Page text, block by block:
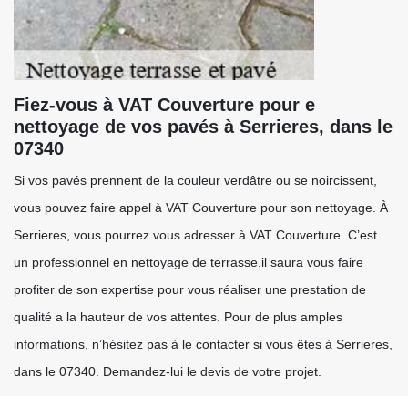
Fiez-vous à VAT Couverture pour e
nettoyage de vos pavés à Serrieres, dans le
07340
Si vos pavés prennent de la couleur verdâtre ou se noircissent,
vous pouvez faire appel à VAT Couverture pour son nettoyage. À
Serrieres, vous pourrez vous adresser à VAT Couverture. C’est
un professionnel en nettoyage de terrasse.il saura vous faire
profiter de son expertise pour vous réaliser une prestation de
qualité a la hauteur de vos attentes. Pour de plus amples
informations, n’hésitez pas à le contacter si vous êtes à Serrieres,
dans le 07340. Demandez-lui le devis de votre projet.